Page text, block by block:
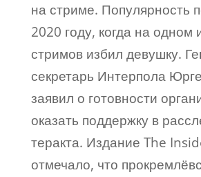
на стриме. Популярность
2020 году, когда на одном
стримов избил девушку.
секретарь Интерпола
заявил о готовности
оказать поддержку в
теракта. Издание The
отмечало, что